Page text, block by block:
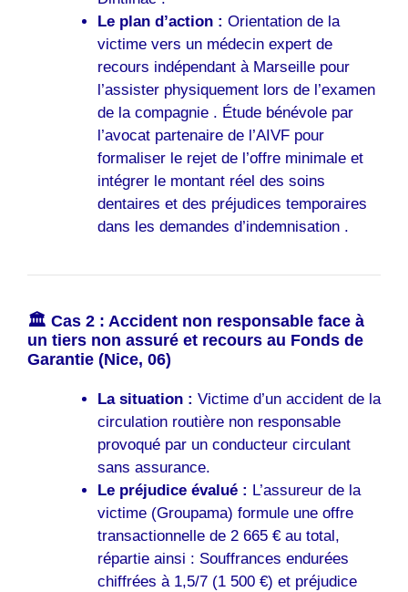
Le plan d’action : Orientation de la
victime vers un médecin expert de
recours indépendant à Marseille pour
l’assister physiquement lors de l’examen
de la compagnie . Étude bénévole par
l’avocat partenaire de l’AIVF pour
formaliser le rejet de l’offre minimale et
intégrer le montant réel des soins
dentaires et des préjudices temporaires
dans les demandes d’indemnisation .
🏛️ Cas 2 : Accident non responsable face à
un tiers non assuré et recours au Fonds de
Garantie (Nice, 06)
La situation : Victime d’un accident de la
circulation routière non responsable
provoqué par un conducteur circulant
sans assurance.
Le préjudice évalué : L’assureur de la
victime (Groupama) formule une offre
transactionnelle de 2 665 € au total,
répartie ainsi : Souffrances endurées
chiffrées à 1,5/7 (1 500 €) et préjudice